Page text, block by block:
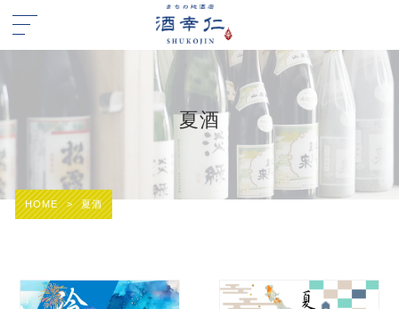
夏酒
HOME > 夏酒